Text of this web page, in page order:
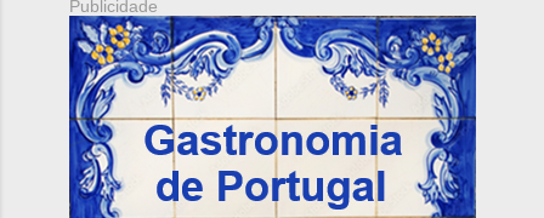
Publicidade